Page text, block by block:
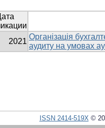
2021
Організація
аудиту на умовах
ISSN 2414-519X©